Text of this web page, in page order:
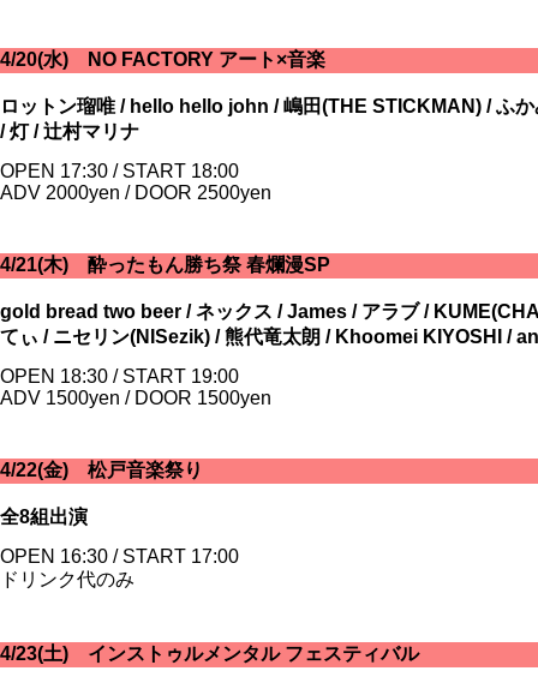
4/20(水) NO FACTORY アート×音楽
ロットン瑠唯 / hello hello john / 嶋田(THE STICKMAN) / ふ
/ 灯 / 辻村マリナ
OPEN 17:30 / START 18:00
ADV 2000yen / DOOR 2500yen
4/21(木) 酔ったもん勝ち祭 春爛漫SP
gold bread two beer / ネックス / James / アラブ /
てぃ / ニセリン(NISezik) / 熊代竜太朗 / Khoomei KIYOSHI /
OPEN 18:30 / START 19:00
ADV 1500yen / DOOR 1500yen
4/22(金) 松戸音楽祭り
全8組出演
OPEN 16:30 / START 17:00
ドリンク代のみ
4/23(土) インストゥルメンタル フェスティバル